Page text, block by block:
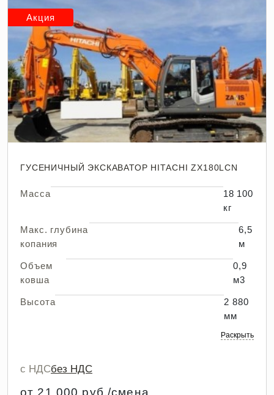
Акция
ГУСЕНИЧНЫЙ ЭКСКАВАТОР HITACHI ZX180LCN
Масса
18 100
кг
Макс. глубина
копания
6,5
м
Объем
ковша
0,9
м3
Высота
2 880
мм
Раскрыть
с НДСбез НДС
от 21 000 руб./смена